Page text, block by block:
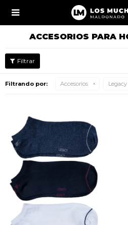

ACCESORIOS PARA
Filtrando por: Accesorios Legacy